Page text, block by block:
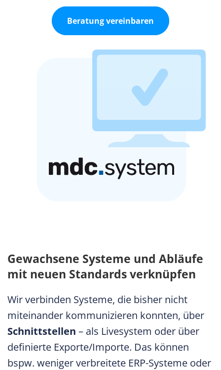
Beratung vereinbaren
Gewachsene Systeme und Abläufe
mit neuen Standards verknüpfen
Wir verbinden Systeme, die bisher nicht
miteinander kommunizieren konnten, über
Schnittstellen – als Livesystem oder über
definierte Exporte/Importe. Das können
bspw. weniger verbreitete ERP-Systeme oder